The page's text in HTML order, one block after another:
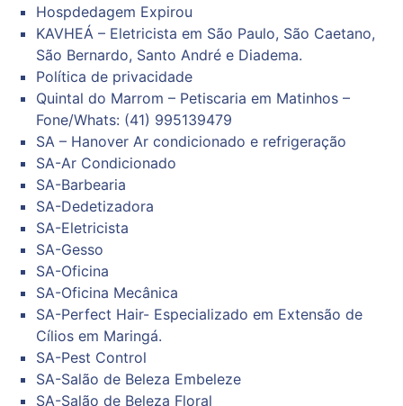
Hospdedagem Expirou
KAVHEÁ – Eletricista em São Paulo, São Caetano,
São Bernardo, Santo André e Diadema.
Política de privacidade
Quintal do Marrom – Petiscaria em Matinhos –
Fone/Whats: (41) 995139479
SA – Hanover Ar condicionado e refrigeração
SA-Ar Condicionado
SA-Barbearia
SA-Dedetizadora
SA-Eletricista
SA-Gesso
SA-Oficina
SA-Oficina Mecânica
SA-Perfect Hair- Especializado em Extensão de
Cílios em Maringá.
SA-Pest Control
SA-Salão de Beleza Embeleze
SA-Salão de Beleza Floral